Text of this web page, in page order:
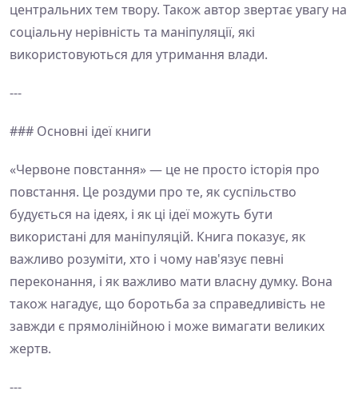
центральних тем твору. Також автор звертає увагу на
соціальну нерівність та маніпуляції, які
використовуються для утримання влади.
---
### Основні ідеї книги
«Червоне повстання» — це не просто історія про
повстання. Це роздуми про те, як суспільство
будується на ідеях, і як ці ідеї можуть бути
використані для маніпуляцій. Книга показує, як
важливо розуміти, хто і чому нав'язує певні
переконання, і як важливо мати власну думку. Вона
також нагадує, що боротьба за справедливість не
завжди є прямолінійною і може вимагати великих
жертв.
---